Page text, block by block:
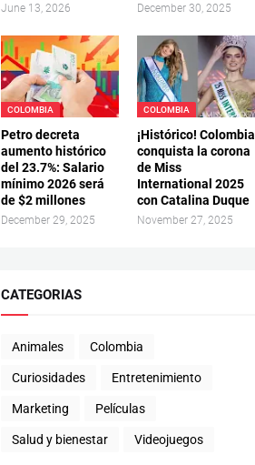
June 13, 2026 December 30, 2025
COLOMBIA
Petro decreta
aumento histórico
del 23.7%: Salario
mínimo 2026 será
de $2 millones
December 29, 2025
COLOMBIA
¡Histórico! Colombia
conquista la corona
de Miss
International 2025
con Catalina Duque
November 27, 2025
CATEGORIAS
Animales Colombia
Curiosidades Entretenimiento
Marketing Películas
Salud y bienestar Videojuegos